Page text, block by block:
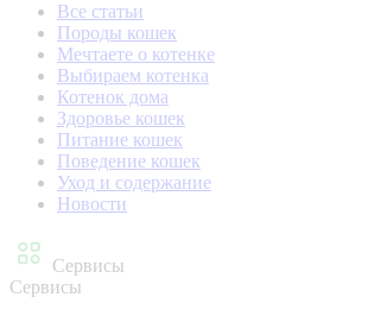
Все статьи
Породы кошек
Мечтаете о котенке
Выбираем котенка
Котенок дома
Здоровье кошек
Питание кошек
Поведение кошек
Уход и содержание
Новости
Сервисы
Сервисы